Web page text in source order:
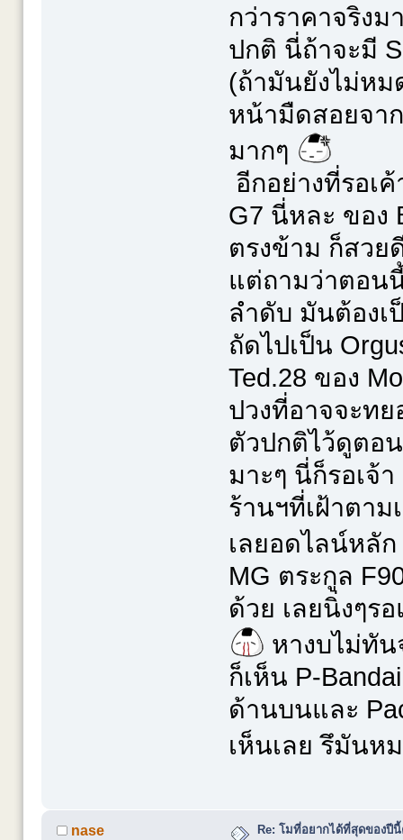
กว่าราคาจริงม
ปกติ นี่ถ้าจะมี
(ถ้ามันยังไม่หม
หน้ามืดสอยจา
มากๆ
อีกอย่างที่รอเ
G7 นี่หละ ของ
ตรงข้าม ก็สวย
แต่ถามว่าตอน
ลำดับ มันต้องเ
ถัดไปเป็น
Ted.28 ของ
ปวงที่อาจจะท
ตัวปกติไว้ดูตอ
มาะๆ นี่ก็รอเจ้
ร้านฯที่เฝ้าตา
เลยอดไลน์หลั
MG ตระกูล
ด้วย เลยนิ่งๆร
หางบไม่ทัน
ก็เห็น P-
ด้านบนและ
เห็นเลย รึมัน
nase Re: โมที่อยากได้ที่สุดของปี